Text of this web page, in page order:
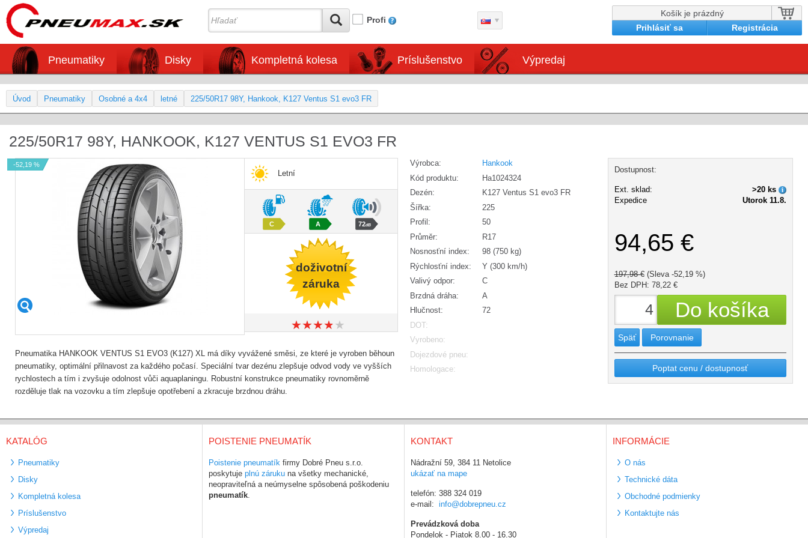
Profi
Košík je prázdný
Prihlásiť sa
Registrácia
Pneumatiky Disky Kompletná kolesa Príslušenstvo Výpredaj
Úvod Pneumatiky Osobné a 4x4 letné 225/50R17 98Y, Hankook, K127 Ventus S1 evo3 FR
225/50R17 98Y, HANKOOK, K127 VENTUS S1 EVO3 FR
-52,19 %
Letní
C A 72dB
doživotní
záruka
★★★★★
★★★★★
Pneumatika HANKOOK VENTUS S1 EVO3 (K127) XL má díky vyvážené směsi, ze které je vyroben běhoun
pneumatiky, optimální přilnavost za každého počasí. Speciální tvar dezénu zlepšuje odvod vody ve vyšších
rychlostech a tím i zvyšuje odolnost vůči aquaplaningu. Robustní konstrukce pneumatiky rovnoměrně
rozděluje tlak na vozovku a tím zlepšuje opotřebení a zkracuje brzdnou dráhu.
Výrobca:
Hankook
Kód produktu:
Ha1024324
Dezén:
K127 Ventus S1 evo3 FR
Šířka:
225
Profil:
50
Průměr:
R17
Nosnosťní index:
98 (750 kg)
Rýchlosťní index:
Y (300 km/h)
Valivý odpor:
C
Brzdná dráha:
A
Hlučnost:
72
DOT:
Vyrobeno:
Dojezdové pneu:
Homologace:
Dostupnost:
Ext. sklad:
>20 ks
Expedice
Utorok 11.8.
94,65 €
197,98 € (Sleva -52,19 %)
Bez DPH: 78,22 €
Späť Porovnanie
Poptat cenu / dostupnosť
KATALÓG
Pneumatiky
Disky
Kompletná kolesa
Príslušenstvo
Výpredaj
POISTENIE PNEUMATÍK
Poistenie pneumatík firmy Dobré Pneu s.r.o.
poskytuje plnú záruku na všetky mechanické,
neopraviteľná a neúmyselne spôsobená poškodeniu
pneumatík.
KONTAKT
Nádražní 59, 384 11 Netolice
ukázať na mape
telefón: 388 324 019
e-mail: info@dobrepneu.cz
Prevádzková doba
Pondelok - Piatok 8.00 - 16.30
INFORMÁCIE
O nás
Technické dáta
Obchodné podmienky
Kontaktujte nás